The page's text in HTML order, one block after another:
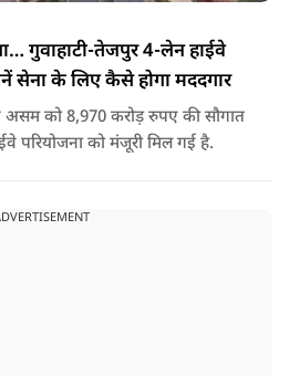
गुवाहाटी-तेजपुर 4-लेन हाईवे
सेना के लिए कैसे होगा मददगार
को 8,970 करोड़ रुपए की सौगात
परियोजना को मंजूरी मिल गई है.